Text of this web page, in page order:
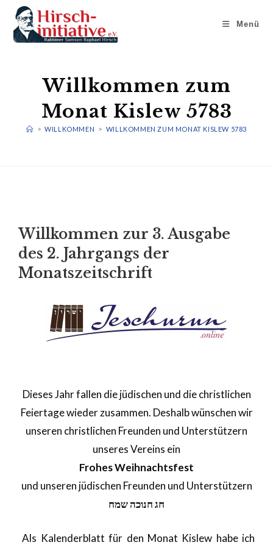
Menü
Willkommen zum
Monat Kislew 5783
> WILLKOMMEN > WILLKOMMEN ZUM MONAT KISLEW 5783
Willkommen zur 3. Ausgabe
des 2. Jahrgangs der
Monatszeitschrift
Dieses Jahr fallen die jüdischen und die christlichen
Feiertage wieder zusammen. Deshalb wünschen wir
unseren christlichen Freunden und Unterstützern
unseres Vereins ein
Frohes Weihnachtsfest
und unseren jüdischen Freunden und Unterstützern
חג חנוכה שמח
Als Kalenderblatt für den Monat Kislew habe ich